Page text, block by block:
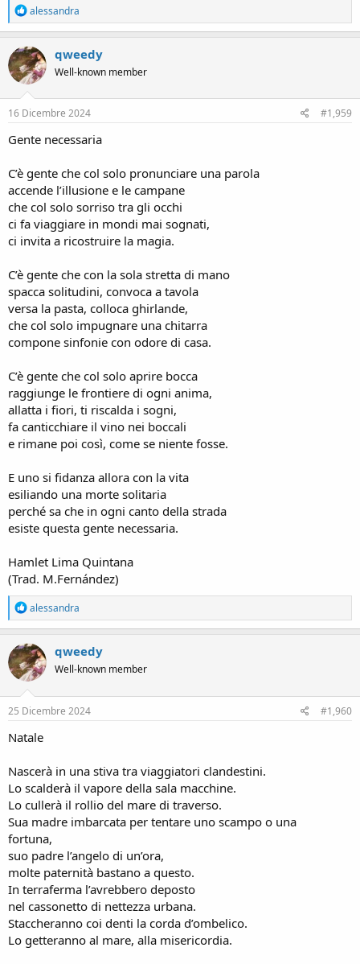
R
e
a
c
t
i
o
n
s
alessandra
qweedy
Well-known member
16 Dicembre 2024 #1,959
Gente necessaria
C’è gente che col solo pronunciare una parola
accende l’illusione e le campane
che col solo sorriso tra gli occhi
ci fa viaggiare in mondi mai sognati,
ci invita a ricostruire la magia.
C’è gente che con la sola stretta di mano
spacca solitudini, convoca a tavola
versa la pasta, colloca ghirlande,
che col solo impugnare una chitarra
compone sinfonie con odore di casa.
C’è gente che col solo aprire bocca
raggiunge le frontiere di ogni anima,
allatta i fiori, ti riscalda i sogni,
fa canticchiare il vino nei boccali
e rimane poi così, come se niente fosse.
E uno si fidanza allora con la vita
esiliando una morte solitaria
perché sa che in ogni canto della strada
esiste questa gente necessaria.
Hamlet Lima Quintana
(Trad. M.Fernández)
R
e
a
c
t
i
o
n
s
alessandra
qweedy
Well-known member
25 Dicembre 2024 #1,960
Natale
Nascerà in una stiva tra viaggiatori clandestini.
Lo scalderà il vapore della sala macchine.
Lo cullerà il rollio del mare di traverso.
Sua madre imbarcata per tentare uno scampo o una
fortuna,
suo padre l’angelo di un’ora,
molte paternità bastano a questo.
In terraferma l’avrebbero deposto
nel cassonetto di nettezza urbana.
Staccheranno coi denti la corda d’ombelico.
Lo getteranno al mare, alla misericordia.